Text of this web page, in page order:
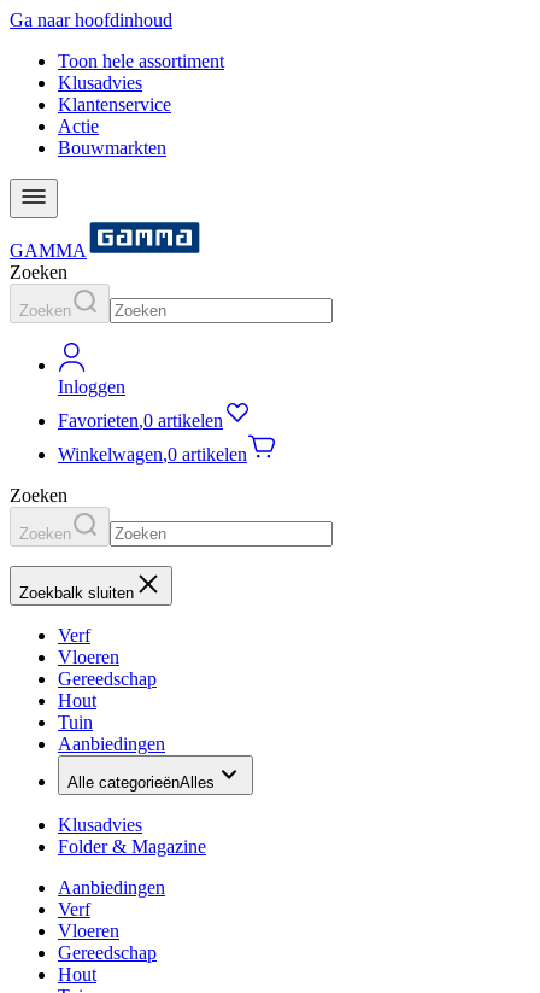
Ga naar hoofdinhoud
Toon hele assortiment
Klusadvies
Klantenservice
Actie
Bouwmarkten
GAMMA
Zoeken
Zoeken
Inloggen
Favorieten,0 artikelen
Winkelwagen,0 artikelen
Zoeken
Zoeken
Zoekbalk sluiten
Verf
Vloeren
Gereedschap
Hout
Tuin
Aanbiedingen
Alle categorieënAlles
Klusadvies
Folder & Magazine
Aanbiedingen
Verf
Vloeren
Gereedschap
Hout